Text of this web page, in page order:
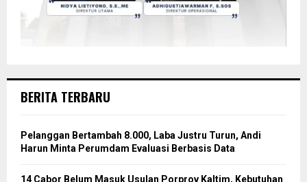
BERITA TERBARU
Pelanggan Bertambah 8.000, Laba Justru Turun, Andi
Harun Minta Perumdam Evaluasi Berbasis Data
14 Cabor Belum Masuk Usulan Porprov Kaltim, Kebutuhan